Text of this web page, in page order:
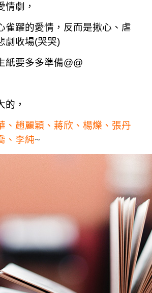
情劇，
雀躍的愛情，反而是揪心、虐
劇收場(哭哭)
紙要多多準備@@
的，
、趙麗穎、蔣欣、楊爍、張丹
、李純~